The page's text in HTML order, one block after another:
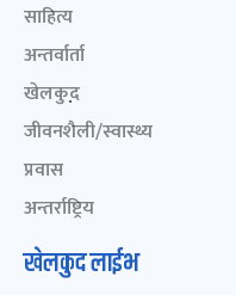
साहित्य
अन्तर्वार्ता
खेलकुद़़
जीवनशैली/स्वास्थ्य
प्रवास
अन्तर्राष्ट्रिय
खेलकुद लाईभ